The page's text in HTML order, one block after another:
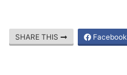
SHARE THIS Facebook